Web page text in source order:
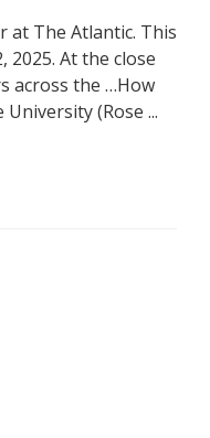
at The Atlantic. This
2025. At the close
across the …How
(Rose ...